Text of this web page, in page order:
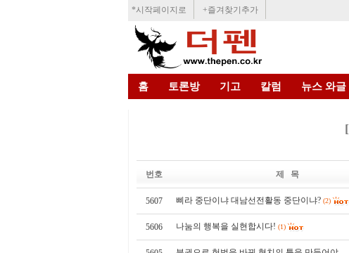
*시작페이지로 +즐겨찾기추가
홈 토론방 기고 칼럼 뉴스 와글
번호 제 목
5607 삐라 중단이냐 대남선전활동 중단이냐? (2)
5606 나눔의 행복을 실현합시다! (1)